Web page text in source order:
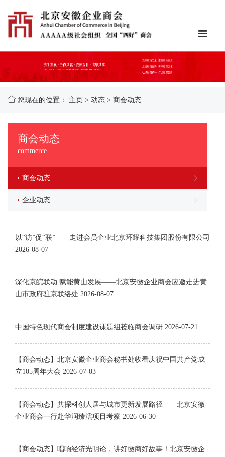
您现在的位置： 主页 > 动态 > 商会动态
商会动态
commerce
商会动态
企业动态
以“访”促“联”——走进会员企业北京环耀科技集团股份有限公司
2026-08-07
深化京皖联动 赋能黄山发展——北京安徽企业商会应邀走进黄
山市政府驻京联络处 2026-08-07
中国特色现代商会制度建设课题组莅临商会调研 2026-07-21
【商会动态】北京安徽企业商会秘书处收看庆祝中国共产党成
立105周年大会 2026-07-03
【商会动态】共探科创人居与城市更新发展路径——北京安徽
企业商会一行赴华润臻澐项目考察 2026-06-30
【商会动态】唱响经济光明论，讲好徽商好故事！北京安徽企